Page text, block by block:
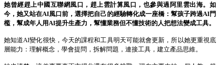
她曾經趕上中國互聯網風口，趕上雲計算風口，也參與過阿里雲出海。如
今，她又站在AI風口前，選擇把自己的經驗轉化成一座橋：幫孩子跨過AI門
檻，幫成年人用 AI提升生產力，幫懂業務但不懂技術的人把想法變成工具。
她知道AI變化很快，今天的課程和工具明天可能就會更新，所以她更重視底
層能力：理解概念，學會提問，拆解問題，連接工具，建立產品思維。